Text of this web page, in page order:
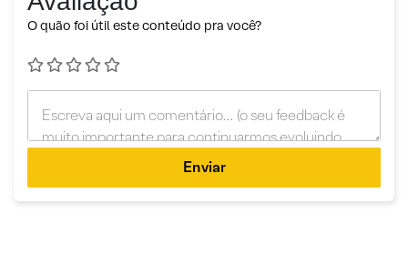
O quão foi útil este conteúdo pra você?
Enviar